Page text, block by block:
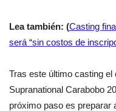
Lea también: (Casting
será “sin costos de
Tras este último casting
Supranational Carabobo
próximo paso es preparar